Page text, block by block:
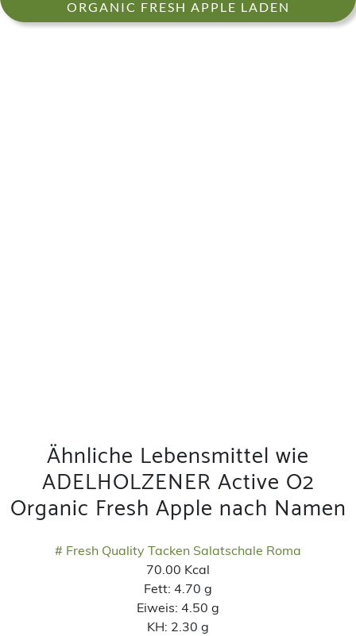
ORGANIC FRESH APPLE LADEN
Ähnliche Lebensmittel wie
ADELHOLZENER Active O2
Organic Fresh Apple nach Namen
# Fresh Quality Tacken Salatschale Roma
70.00 Kcal
Fett: 4.70 g
Eiweis: 4.50 g
KH: 2.30 g